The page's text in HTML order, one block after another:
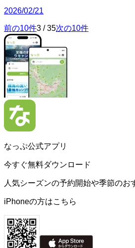
2026/02/21
前の10件3 /35次の10件
なっぷ公式アプリ
今すぐ無料ダウンロード
人気シーズンの予約開始や季節のお
iPhoneの方はこちら